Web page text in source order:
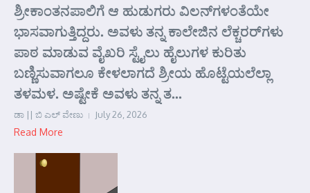
ಶ್ರೀಕಾಂತನಪಾಲಿಗೆ ಆ ಹುಡುಗರು ವಿಲನ್‌ಗಳಂತೆಯೇ
ಭಾಸವಾಗುತ್ತಿದ್ದರು. ಅವಳು ತನ್ನ ಕಾಲೇಜಿನ ಲೆಕ್ಚರರ್‌ಗಳು
ಪಾಠ ಮಾಡುವ ವೈಖರಿ ಸ್ಟೈಲು ಹೈಲುಗಳ ಕುರಿತು
ಬಣ್ಣಿಸುವಾಗಲೂ ಕೇಳಲಾಗದೆ ಶ್ರೀಯ ಹೊಟ್ಟೆಯಲೆಲ್ಲಾ
ತಳಮಳ. ಅಷ್ಟೇಕೆ ಅವಳು ತನ್ನ ತ...
ಡಾ || ಬಿ ಎಲ್ ವೇಣು July 26, 2026
Read More